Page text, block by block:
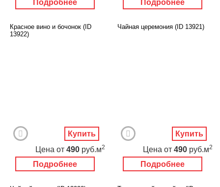
Подробнее Подробнее
Красное вино и бочонок (ID
13922)
Подробнее
Цена от 490 руб.м2
Купить
Чайная церемония (ID 13921)
Подробнее
Цена от 490 руб.м2
Купить